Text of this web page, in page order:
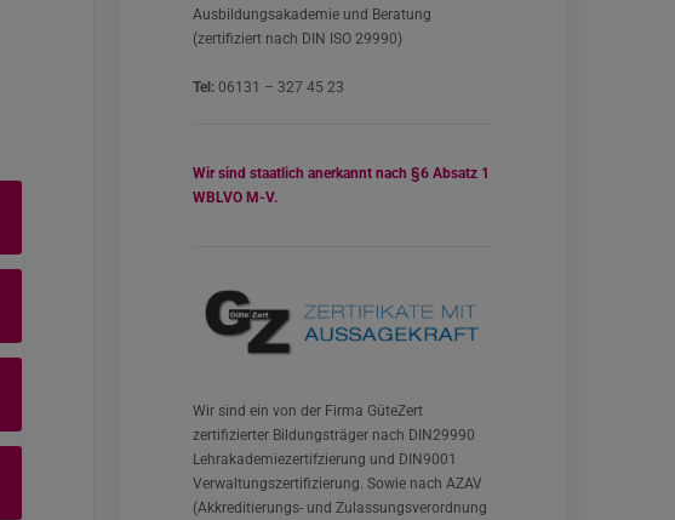
Ausbildungsakademie und Beratung
(zertifiziert nach DIN ISO 29990)
Tel: 06131 – 327 45 23
Wir sind staatlich anerkannt nach §6 Absatz 1
WBLVO M-V.
Wir sind ein von der Firma GüteZert
zertifizierter Bildungsträger nach DIN29990
Lehrakademiezertifzierung und DIN9001
Verwaltungszertifizierung. Sowie nach AZAV
(Akkreditierungs- und Zulassungsverordnung